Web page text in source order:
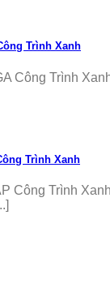
Trình Xanh
Công Trình
Trình Xanh
Công Trình